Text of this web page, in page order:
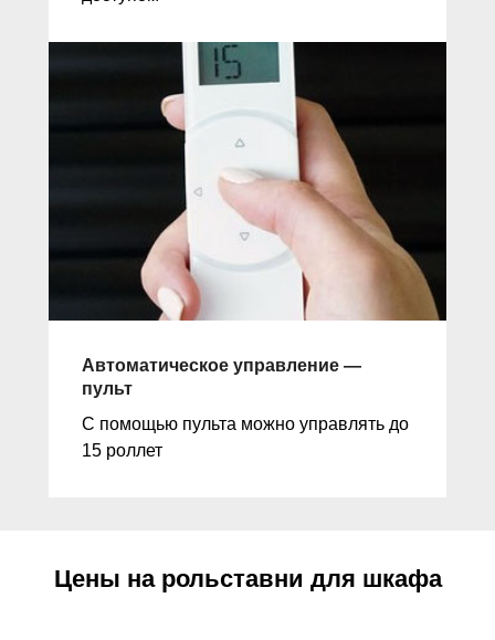
Автоматическое управление —
пульт
С помощью пульта можно управлять до
15 роллет
Цены на рольставни для шкафа